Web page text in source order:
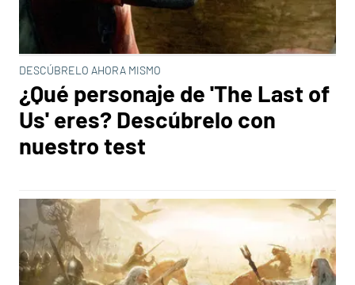
DESCÚBRELO AHORA MISMO
¿Qué personaje de 'The Last of
Us' eres? Descúbrelo con
nuestro test